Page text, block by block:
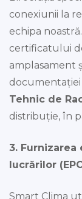
conexiunii la
echipa
certificatului
amplasament
Tehnic de
distribuție, în
3.
lucrărilor
Smart Clima